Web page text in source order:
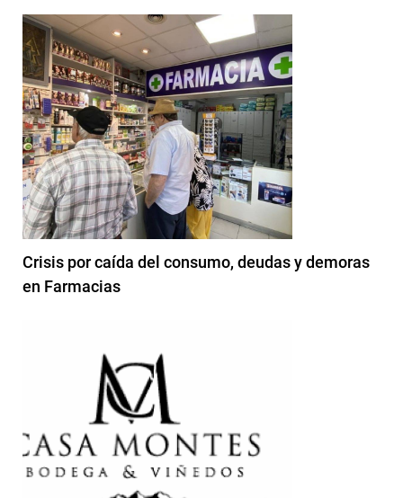
Crisis por caída del consumo, deudas y demoras
en Farmacias